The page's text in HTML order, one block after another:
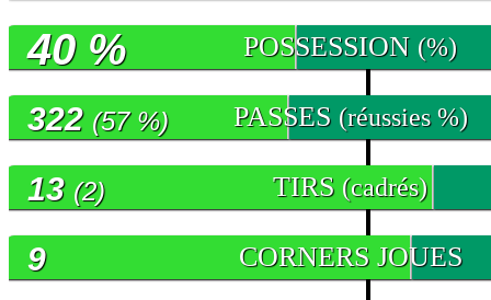
POSSESSION (%)
40 %
PASSES (réussies %)
322 (57 %)
TIRS (cadrés)
13 (2)
CORNERS JOUES
9